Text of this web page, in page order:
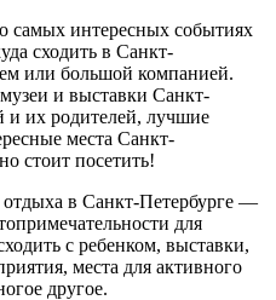
интересных событиях
сходить в Санкт-
или большой компанией.
и выставки Санкт-
и их родителей, лучшие
места Санкт-
стоит посетить!
в Санкт-Петербурге —
для
с ребенком, выставки,
места для активного
другое.